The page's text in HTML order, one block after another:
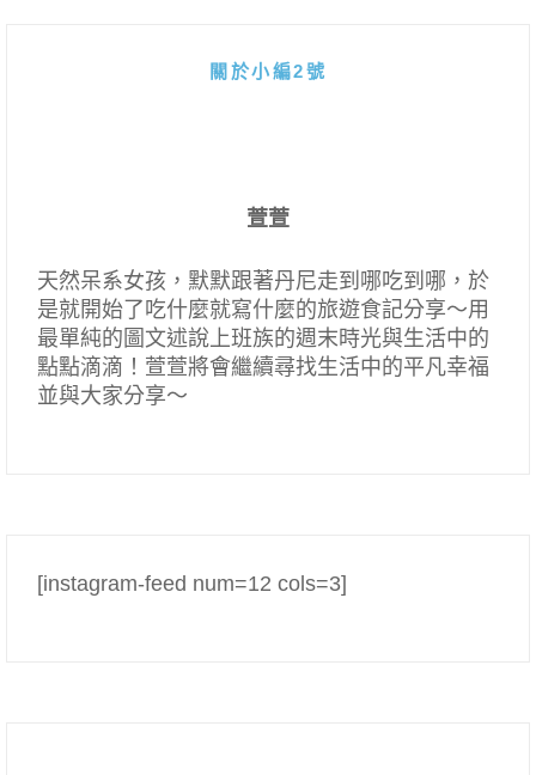
關於小編2號
萱萱
天然呆系女孩，默默跟著丹尼走到哪吃到哪，於
是就開始了吃什麼就寫什麼的旅遊食記分享～用
最單純的圖文述說上班族的週末時光與生活中的
點點滴滴！萱萱將會繼續尋找生活中的平凡幸福
並與大家分享～
[instagram-feed num=12 cols=3]